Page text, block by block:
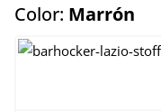
Color: Marrón